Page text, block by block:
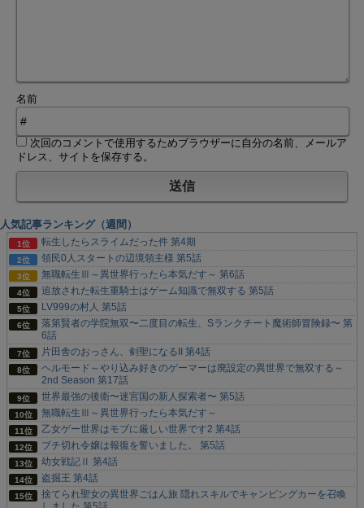
名前
次回のコメントで使用するためブラウザーに自分の名前、メールア
ドレス、サイトを保存する。
人気記事ランキング（週間）
転生したらスライムだった件 第4期
領民0人スタートの辺境領主様 第5話
無職転生Ⅲ～異世界行ったら本気だす～ 第6話
追放された転生重騎士はゲーム知識で無双する 第5話
LV999の村人 第5話
落第賢者の学院無双〜二度目の転生、Sランクチート魔術師冒険録〜 第
6話
片田舎のおっさん、剣聖になるII 第4話
ヘルモード～やり込み好きのゲーマーは廃設定の異世界で無双する～
2nd Season 第17話
世界最強の後衛〜迷宮国の新人探索者〜 第5話
無職転生Ⅲ～異世界行ったら本気だす～
乙女ゲー世界はモブに厳しい世界です2 第4話
ブチ切れ令嬢は報復を誓いました。 第5話
幼女戦記Ⅱ 第4話
盗掘王 第4話
捨てられ聖女の異世界ごはん旅 隠れスキルでキャンピングカーを召喚